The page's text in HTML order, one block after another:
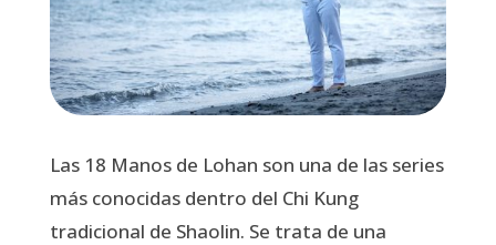
Las 18 Manos de Lohan son una de las series
más conocidas dentro del Chi Kung
tradicional de Shaolin. Se trata de una